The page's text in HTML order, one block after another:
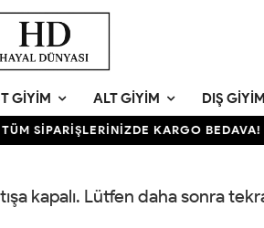
GIYIM ALT GIYIM DIŞ GIYIM
SİPARİŞLERİNİZDE KARGO BEDAVA!
kapalı. Lütfen daha sonra